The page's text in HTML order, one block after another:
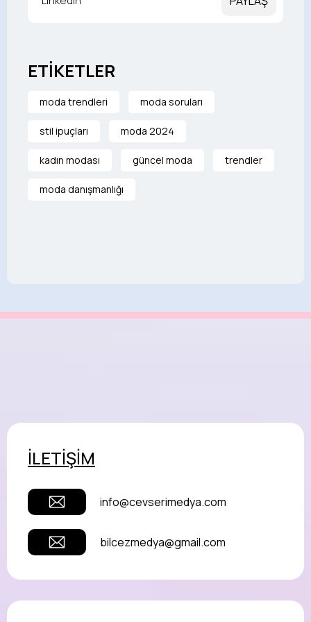
ETİKETLER
moda trendleri moda soruları
stil ipuçları moda 2024
kadın modası güncel moda trendler
moda danışmanlığı
İLETİŞİM
info@cevserimedya.com
bilcezmedya@gmail.com